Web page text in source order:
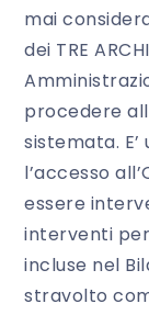
mai
dei TRE
procedere
sistemata.
l’accesso
essere
interventi
incluse nel
stravolto